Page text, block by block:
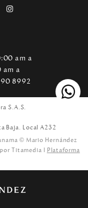
am a
am a
8992
S.A.S.
Baja. Local A232
© Mario Hernández
Titamedia l Plataforma